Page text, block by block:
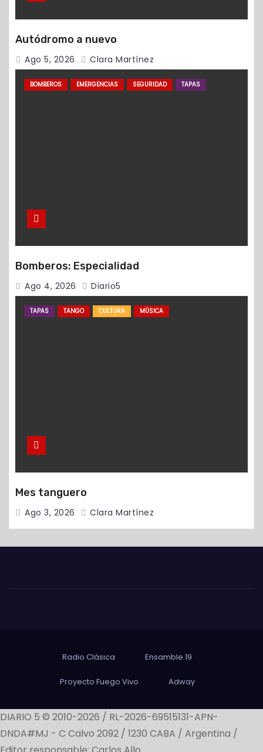
Autódromo a nuevo
Ago 5, 2026 Clara Martínez
BOMBEROS EMERGENCIAS SEGURIDAD TAPAS
Bomberos: Especialidad
Ago 4, 2026 Diario5
TAPAS TANGO CULTURA MÚSICA
Mes tanguero
Ago 3, 2026 Clara Martínez
Radio Clásica Ensamble 19
Proyecto Fuego Vivo Adway
DIARIO 5 © 2010-2026 / RL-2026-69515131-APN-
DNDA#MJ - C Calvo 2092 / 1230 CABA / Argentina /